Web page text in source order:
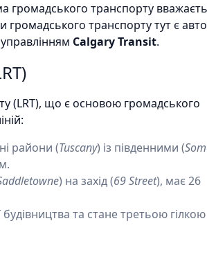
громадського транспорту
транспорту тут є
Calgary Transit.
(LRT), що є основою громадського
райони (Tuscany) із південними (
) на захід (69 Street), має 26
будівництва та стане третьою гілкою